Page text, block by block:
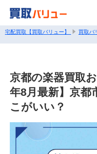
宅配買取【買取バリュー】 買取バ
京都の楽器買取
年8月最新】京都
こがいい？